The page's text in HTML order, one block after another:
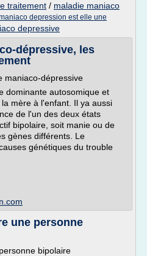
traitement / maladie maniaco
depression est elle une
depressive
dépressive, les
maniaco-dépressive
dominante autosomique et
mère à l'enfant. Il ya aussi
de l'un des deux états
bipolaire, soit manie ou de
gènes différents. Le
génétiques du trouble
une personne
bipolaire